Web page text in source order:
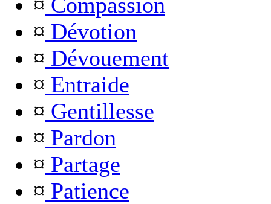
¤ Dévotion
¤ Dévouement
¤ Entraide
¤ Gentillesse
¤ Pardon
¤ Partage
¤ Patience